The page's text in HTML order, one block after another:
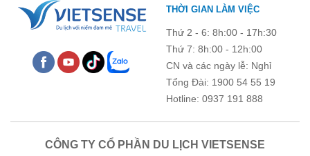
THỜI GIAN LÀM VIỆC
Thứ 2 - 6: 8h:00 - 17h:30
Thứ 7: 8h:00 - 12h:00
CN và các ngày lễ: Nghỉ
Tổng Đài: 1900 54 55 19
Hotline: 0937 191 888
CÔNG TY CỔ PHẦN DU LỊCH VIETSENSE